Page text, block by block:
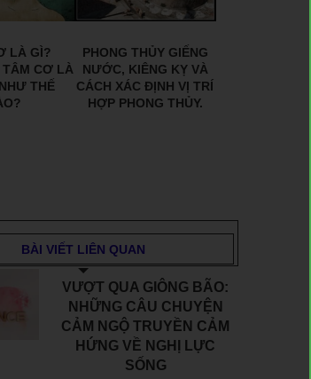
LÀ GÌ?
TÂM CƠ LÀ
THẾ
PHONG THỦY GIẾNG
NƯỚC, KIÊNG KỴ VÀ
CÁCH XÁC ĐỊNH VỊ TRÍ
HỢP PHONG THỦY.
BÀI VIẾT LIÊN QUAN
VƯỢT QUA GIÔNG BÃO:
NHỮNG CÂU CHUYỆN
CẢM NGỘ TRUYỀN CẢM
HỨNG VỀ NGHỊ LỰC
SỐNG